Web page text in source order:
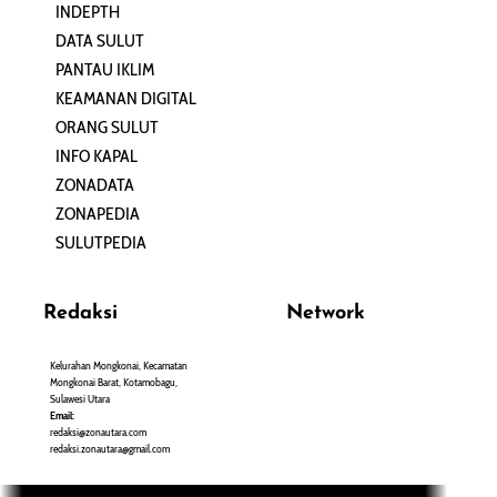
INDEPTH
DATA SULUT
PANTAU IKLIM
KEAMANAN DIGITAL
ORANG SULUT
INFO KAPAL
ZONADATA
ZONAPEDIA
SULUTPEDIA
Redaksi
Kelurahan Mongkonai, Kecamatan
Mongkonai Barat, Kotamobagu,
Sulawesi Utara
Email:
redaksi@zonautara.com
redaksi.zonautara@gmail.com
Network